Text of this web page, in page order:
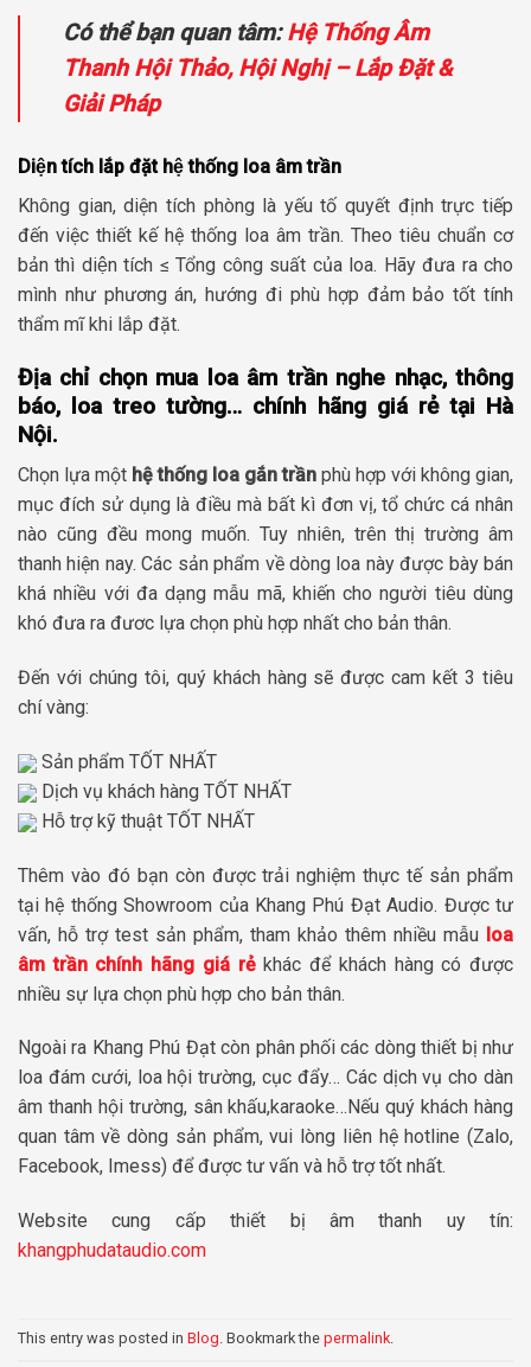
Có thể bạn quan tâm:Hệ Thống Âm
Thanh Hội Thảo, Hội Nghị – Lắp Đặt &
Giải Pháp
Diện tích lắp đặt hệ thống loa âm trần
Không gian, diện tích phòng là yếu tố quyết định trực tiếp
đến việc thiết kế hệ thống loa âm trần. Theo tiêu chuẩn cơ
bản thì diện tích ≤ Tổng công suất của loa. Hãy đưa ra cho
mình như phương án, hướng đi phù hợp đảm bảo tốt tính
thẩm mĩ khi lắp đặt.
Địa chỉ chọn mua loa âm trần nghe nhạc, thông
báo, loa treo tường… chính hãng giá rẻ tại Hà
Nội.
Chọn lựa một hệ thống loa gắn trần phù hợp với không gian,
mục đích sử dụng là điều mà bất kì đơn vị, tổ chức cá nhân
nào cũng đều mong muốn. Tuy nhiên, trên thị trường âm
thanh hiện nay. Các sản phẩm về dòng loa này được bày bán
khá nhiều với đa dạng mẫu mã, khiến cho người tiêu dùng
khó đưa ra đươc lựa chọn phù hợp nhất cho bản thân.
Đến với chúng tôi, quý khách hàng sẽ được cam kết 3 tiêu
chí vàng:
Sản phẩm TỐT NHẤT
Dịch vụ khách hàng TỐT NHẤT
Hỗ trợ kỹ thuật TỐT NHẤT
Thêm vào đó bạn còn được trải nghiệm thực tế sản phẩm
tại hệ thống Showroom của Khang Phú Đạt Audio. Được tư
vấn, hỗ trợ test sản phẩm, tham khảo thêm nhiều mẫu loa
âm trần chính hãng giá rẻkhác để khách hàng có được
nhiều sự lựa chọn phù hợp cho bản thân.
Ngoài ra Khang Phú Đạt còn phân phối các dòng thiết bị như
loa đám cưới, loa hội trường, cục đẩy… Các dịch vụ cho dàn
âm thanh hội trường, sân khấu,karaoke…Nếu quý khách hàng
quan tâm về dòng sản phẩm, vui lòng liên hệ hotline (Zalo,
Facebook, Imess) để được tư vấn và hỗ trợ tốt nhất.
Website cung cấp thiết bị âm thanh uy tín:
khangphudataudio.com
This entry was posted in Blog. Bookmark the permalink.